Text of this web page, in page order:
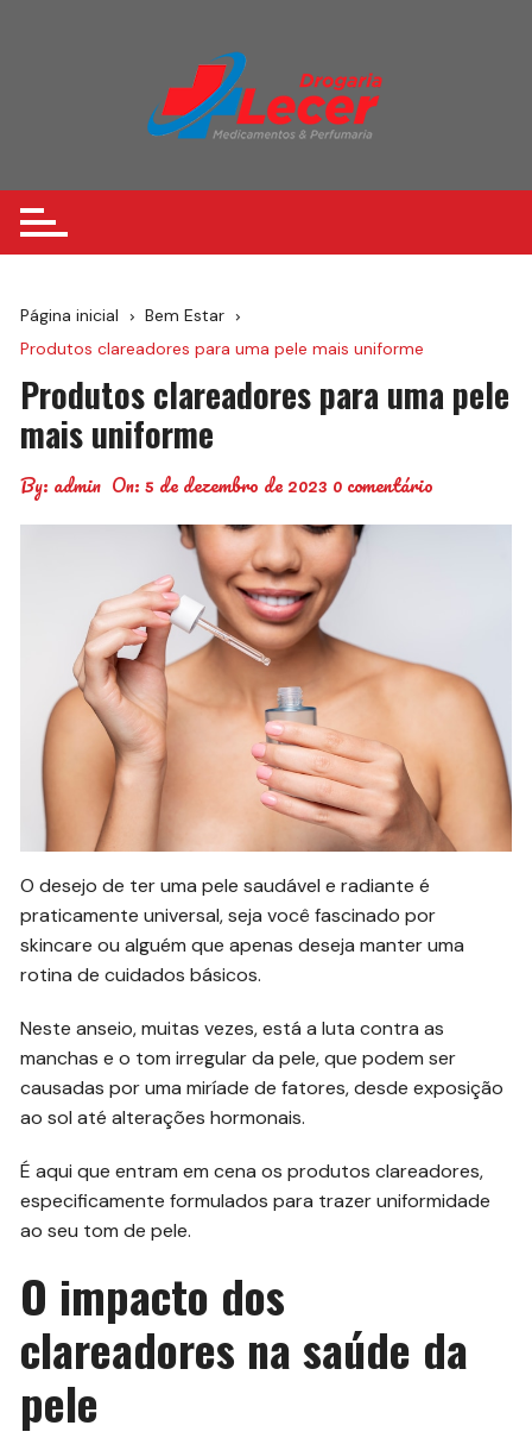
Página inicial
Bem Estar
Produtos clareadores para uma pele mais uniforme
Produtos clareadores para uma pele
mais uniforme
By: admin On:5 de dezembro de 2023 0 comentário
O desejo de ter uma pele saudável e radiante é
praticamente universal, seja você fascinado por
skincare ou alguém que apenas deseja manter uma
rotina de cuidados básicos.
Neste anseio, muitas vezes, está a luta contra as
manchas e o tom irregular da pele, que podem ser
causadas por uma miríade de fatores, desde exposição
ao sol até alterações hormonais.
É aqui que entram em cena os produtos clareadores,
especificamente formulados para trazer uniformidade
ao seu tom de pele.
O impacto dos
clareadores na saúde da
pele